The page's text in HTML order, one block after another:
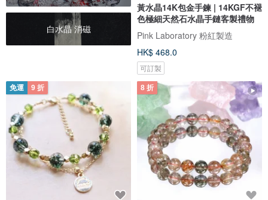
白水晶 消磁
黃水晶14K包金手鍊 | 14KGF不褪
色極細天然石水晶手鏈客製禮物
Pink Laboratory 粉紅製造
HK$ 468.0
可訂製
免運 9 折 8 折